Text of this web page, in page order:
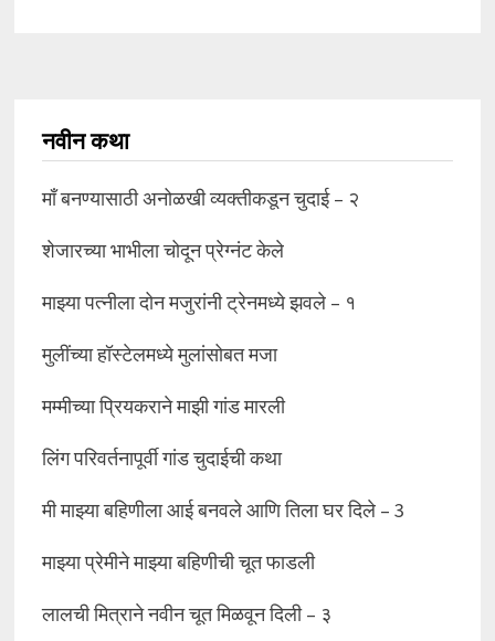
नवीन कथा
माँ बनण्यासाठी अनोळखी व्यक्तीकडून चुदाई – २
शेजारच्या भाभीला चोदून प्रेग्नंट केले
माझ्या पत्नीला दोन मजुरांनी ट्रेनमध्ये झवले – १
मुलींच्या हॉस्टेलमध्ये मुलांसोबत मजा
मम्मीच्या प्रियकराने माझी गांड मारली
लिंग परिवर्तनापूर्वी गांड चुदाईची कथा
मी माझ्या बहिणीला आई बनवले आणि तिला घर दिले – 3
माझ्या प्रेमीने माझ्या बहिणीची चूत फाडली
लालची मित्राने नवीन चूत मिळवून दिली – ३